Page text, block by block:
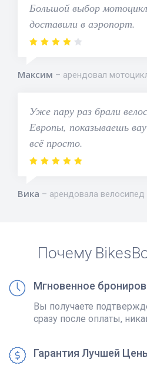
Большой выбор
доставили в аэропорт.
Максим арендовал
Уже пару раз брали
Европы, показываешь
всё просто.
Вика арендовала велосипед
Почему
Мгновенное
Вы получаете
сразу после оплаты,
Гарантия Лучшей